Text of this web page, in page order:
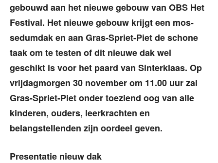
gebouwd aan het nieuwe gebouw van OBS Het
Festival. Het nieuwe gebouw krijgt een mos-
sedumdak en aan Gras-Spriet-Piet de schone
taak om te testen of dit nieuwe dak wel
geschikt is voor het paard van Sinterklaas. Op
vrijdagmorgen 30 november om 11.00 uur zal
Gras-Spriet-Piet onder toeziend oog van alle
kinderen, ouders, leerkrachten en
belangstellenden zijn oordeel geven.
Presentatie nieuw dak